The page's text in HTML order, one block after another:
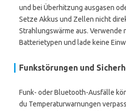
und bei Überhitzung ausgasen
Setze Akkus und Zellen nicht
Strahlungswärme aus. Verwende
Batterietypen und lade keine
Funkstörungen und
Funk- oder Bluetooth-Ausfälle
du Temperaturwarnungen